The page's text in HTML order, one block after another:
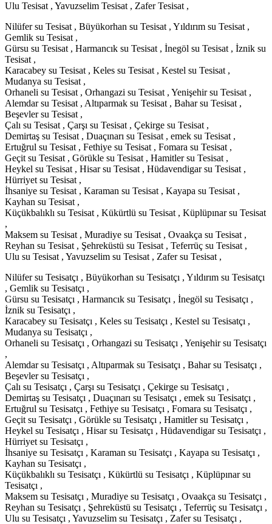
Ulu Tesisat , Yavuzselim Tesisat , Zafer Tesisat ,
Nilüfer su Tesisat , Büyükorhan su Tesisat , Yıldırım su Tesisat ,
Gemlik su Tesisat ,
Gürsu su Tesisat , Harmancık su Tesisat , İnegöl su Tesisat , İznik su
Tesisat ,
Karacabey su Tesisat , Keles su Tesisat , Kestel su Tesisat ,
Mudanya su Tesisat ,
Orhaneli su Tesisat , Orhangazi su Tesisat , Yenişehir su Tesisat ,
Alemdar su Tesisat , Altıparmak su Tesisat , Bahar su Tesisat ,
Beşevler su Tesisat ,
Çalı su Tesisat , Çarşı su Tesisat , Çekirge su Tesisat ,
Demirtaş su Tesisat , Duaçınarı su Tesisat , emek su Tesisat ,
Ertuğrul su Tesisat , Fethiye su Tesisat , Fomara su Tesisat ,
Geçit su Tesisat , Görükle su Tesisat , Hamitler su Tesisat ,
Heykel su Tesisat , Hisar su Tesisat , Hüdavendigar su Tesisat ,
Hürriyet su Tesisat ,
İhsaniye su Tesisat , Karaman su Tesisat , Kayapa su Tesisat ,
Kayhan su Tesisat ,
Küçükbalıklı su Tesisat , Kükürtlü su Tesisat , Küplüpınar su Tesisat
,
Maksem su Tesisat , Muradiye su Tesisat , Ovaakça su Tesisat ,
Reyhan su Tesisat , Şehreküstü su Tesisat , Teferrüç su Tesisat ,
Ulu su Tesisat , Yavuzselim su Tesisat , Zafer su Tesisat ,
Nilüfer su Tesisatçı , Büyükorhan su Tesisatçı , Yıldırım su Tesisatçı
, Gemlik su Tesisatçı ,
Gürsu su Tesisatçı , Harmancık su Tesisatçı , İnegöl su Tesisatçı ,
İznik su Tesisatçı ,
Karacabey su Tesisatçı , Keles su Tesisatçı , Kestel su Tesisatçı ,
Mudanya su Tesisatçı ,
Orhaneli su Tesisatçı , Orhangazi su Tesisatçı , Yenişehir su Tesisatçı
,
Alemdar su Tesisatçı , Altıparmak su Tesisatçı , Bahar su Tesisatçı ,
Beşevler su Tesisatçı ,
Çalı su Tesisatçı , Çarşı su Tesisatçı , Çekirge su Tesisatçı ,
Demirtaş su Tesisatçı , Duaçınarı su Tesisatçı , emek su Tesisatçı ,
Ertuğrul su Tesisatçı , Fethiye su Tesisatçı , Fomara su Tesisatçı ,
Geçit su Tesisatçı , Görükle su Tesisatçı , Hamitler su Tesisatçı ,
Heykel su Tesisatçı , Hisar su Tesisatçı , Hüdavendigar su Tesisatçı ,
Hürriyet su Tesisatçı ,
İhsaniye su Tesisatçı , Karaman su Tesisatçı , Kayapa su Tesisatçı ,
Kayhan su Tesisatçı ,
Küçükbalıklı su Tesisatçı , Kükürtlü su Tesisatçı , Küplüpınar su
Tesisatçı ,
Maksem su Tesisatçı , Muradiye su Tesisatçı , Ovaakça su Tesisatçı ,
Reyhan su Tesisatçı , Şehreküstü su Tesisatçı , Teferrüç su Tesisatçı ,
Ulu su Tesisatçı , Yavuzselim su Tesisatçı , Zafer su Tesisatçı ,